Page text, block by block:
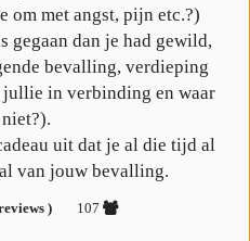
om met angst, pijn etc.?)
gegaan dan je had gewild,
bevalling, verdieping
in verbinding en waar
uit dat je al die tijd al
van jouw bevalling.
) 107